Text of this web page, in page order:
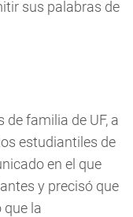
sus palabras de
familia de UF, a
estudiantiles de
en el que
y precisó que
que la